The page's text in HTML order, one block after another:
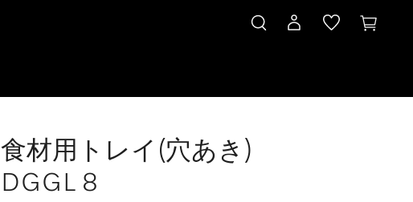
食材用トレイ(穴あき)
DGGL 8